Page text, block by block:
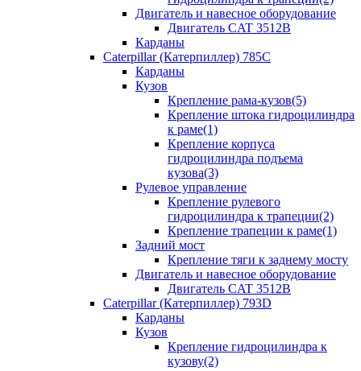
Двигатель и навесное оборудование
Двигатель CAT 3512B
Карданы
Caterpillar (Катерпиллер) 785C
Карданы
Кузов
Крепление рама-кузов(5)
Крепление штока гидроцилиндра
к раме(1)
Крепление корпуса
гидроцилиндра подъема
кузова(3)
Рулевое управление
Крепление рулевого
гидроцилиндра к трапеции(2)
Крепление трапеции к раме(1)
Задний мост
Крепление тяги к заднему мосту
Двигатель и навесное оборудование
Двигатель CAT 3512B
Caterpillar (Катерпиллер) 793D
Карданы
Кузов
Крепление гидроцилиндра к
кузову(2)